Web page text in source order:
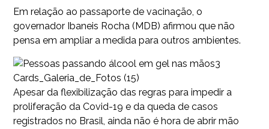
Em relação ao passaporte de vacinação, o
governador Ibaneis Rocha (MDB) afirmou que não
pensa em ampliar a medida para outros ambientes.
3
Cards_Galeria_de_Fotos (15)
Apesar da flexibilização das regras para impedir a
proliferação da Covid-19 e da queda de casos
registrados no Brasil, ainda não é hora de abrir mão